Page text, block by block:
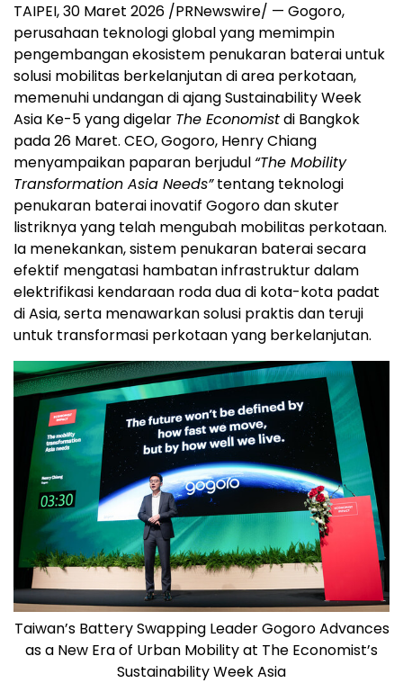
TAIPEI, 30 Maret 2026 /PRNewswire/ — Gogoro,
perusahaan teknologi global yang memimpin
pengembangan ekosistem penukaran baterai untuk
solusi mobilitas berkelanjutan di area perkotaan,
memenuhi undangan di ajang Sustainability Week
Asia Ke-5 yang digelar The Economistdi Bangkok
pada 26 Maret. CEO, Gogoro, Henry Chiang
menyampaikan paparan berjudul “The Mobility
Transformation Asia Needs”tentang teknologi
penukaran baterai inovatif Gogoro dan skuter
listriknya yang telah mengubah mobilitas perkotaan.
Ia menekankan, sistem penukaran baterai secara
efektif mengatasi hambatan infrastruktur dalam
elektrifikasi kendaraan roda dua di kota-kota padat
di Asia, serta menawarkan solusi praktis dan teruji
untuk transformasi perkotaan yang berkelanjutan.
Taiwan’s Battery Swapping Leader Gogoro Advances
as a New Era of Urban Mobility at The Economist’s
Sustainability Week Asia